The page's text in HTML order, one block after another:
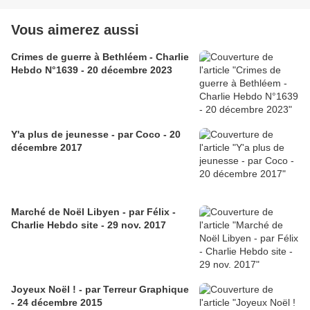
Vous aimerez aussi
Crimes de guerre à Bethléem - Charlie
Hebdo N°1639 - 20 décembre 2023
Y'a plus de jeunesse - par Coco - 20
décembre 2017
Marché de Noël Libyen - par Félix -
Charlie Hebdo site - 29 nov. 2017
Joyeux Noël ! - par Terreur Graphique
- 24 décembre 2015